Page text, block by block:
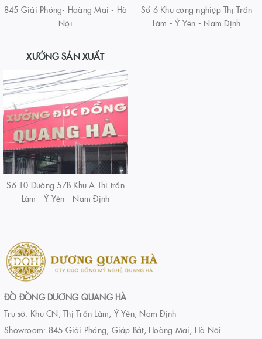
845 Giải Phóng- Hoàng Mai - Hà
Nội
Số 6 Khu công nghiệp Thị Trấn
Lâm - Ý Yên - Nam Định
XƯỞNG SẢN XUẤT
Số 10 Đường 57B Khu A Thị trấn
Lâm - Ý Yên - Nam Định
ĐỒ ĐỒNG DƯƠNG QUANG HÀ
Trụ sở: Khu CN, Thị Trấn Lâm, Ý Yên, Nam Định
Showroom: 845 Giải Phóng, Giáp Bát, Hoàng Mai, Hà Nội